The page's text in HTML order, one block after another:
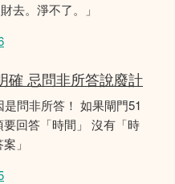
去。淨不了。」
確 忌問非所答說廢計
問非所答！ 如果閘門51
回答「時間」 沒有「時
」